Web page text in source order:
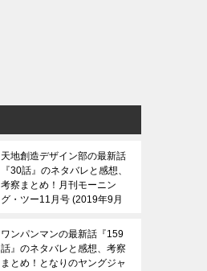
天地創造デザイン部の最新話
『30話』のネタバレと感想、
考察まとめ！月刊モーニン
グ・ツー11月号 2019年9月
ワンパンマンの最新話『159
話』のネタバレと感想、考察
まとめ！となりのヤングジャ